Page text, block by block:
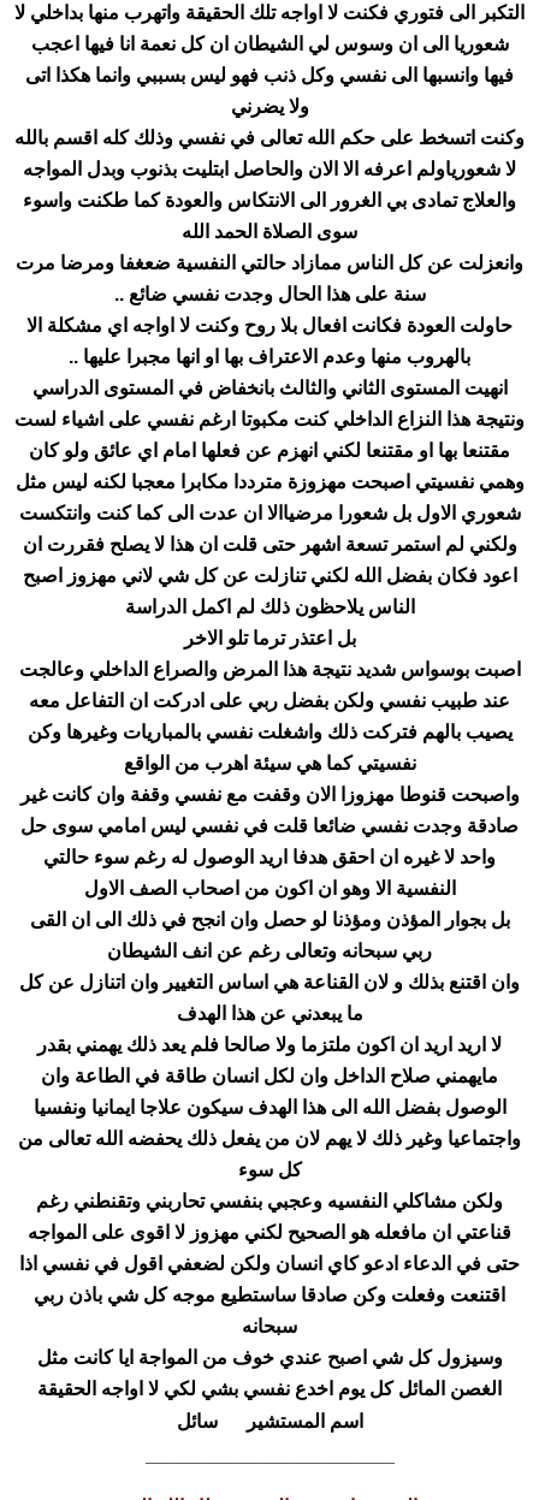
التكبر الى فتوري فكنت لا اواجه تلك الحقيقة واتهرب منها بداخلي لا
شعوريا الى ان وسوس لي الشيطان ان كل نعمة انا فيها اعجب
فيها وانسبها الى نفسي وكل ذنب فهو ليس بسببي وانما هكذا اتى
ولا يضرني
وكنت اتسخط على حكم الله تعالى في نفسي وذلك كله اقسم بالله
لا شعورياولم اعرفه الا الان والحاصل ابتليت بذنوب وبدل المواجه
والعلاج تمادى بي الغرور الى الانتكاس والعودة كما طكنت واسوء
سوى الصلاة الحمد الله
وانعزلت عن كل الناس ممازاد حالتي النفسية ضعغفا ومرضا مرت
سنة على هذا الحال وجدت نفسي ضائع ..
حاولت العودة فكانت افعال بلا روح وكنت لا اواجه اي مشكلة الا
بالهروب منها وعدم الاعتراف بها او انها مجبرا عليها ..
انهيت المستوى الثاني والثالث بانخفاض في المستوى الدراسي
ونتيجة هذا النزاع الداخلي كنت مكبوتا ارغم نفسي على اشياء لست
مقتنعا بها او مقتنعا لكني انهزم عن فعلها امام اي عائق ولو كان
وهمي نفسيتي اصبحت مهزوزة مترددا مكابرا معجبا لكنه ليس مثل
شعوري الاول بل شعورا مرضياالا ان عدت الى كما كنت وانتكست
ولكني لم استمر تسعة اشهر حتى قلت ان هذا لا يصلح فقررت ان
اعود فكان بفضل الله لكني تنازلت عن كل شي لاني مهزوز اصبح
الناس يلاحظون ذلك لم اكمل الدراسة
بل اعتذر ترما تلو الاخر
اصبت بوسواس شديد نتيجة هذا المرض والصراع الداخلي وعالجت
عند طبيب نفسي ولكن بفضل ربي على ادركت ان التفاعل معه
يصيب بالهم فتركت ذلك واشغلت نفسي بالمباريات وغيرها وكن
نفسيتي كما هي سيئة اهرب من الواقع
واصبحت قنوطا مهزوزا الان وقفت مع نفسي وقفة وان كانت غير
صادقة وجدت نفسي ضائعا قلت في نفسي ليس امامي سوى حل
واحد لا غيره ان احقق هدفا اريد الوصول له رغم سوء حالتي
النفسية الا وهو ان اكون من اصحاب الصف الاول
بل بجوار المؤذن ومؤذنا لو حصل وان انجح في ذلك الى ان القى
ربي سبحانه وتعالى رغم عن انف الشيطان
وان اقتنع بذلك و لان القناعة هي اساس التغيير وان اتنازل عن كل
ما يبعدني عن هذا الهدف
لا اريد اريد ان اكون ملتزما ولا صالحا فلم يعد ذلك يهمني بقدر
مايهمني صلاح الداخل وان لكل انسان طاقة في الطاعة وان
الوصول بفضل الله الى هذا الهدف سيكون علاجا ايمانيا ونفسيا
واجتماعيا وغير ذلك لا يهم لان من يفعل ذلك يحفضه الله تعالى من
كل سوء
ولكن مشاكلي النفسيه وعجبي بنفسي تحاربني وتقنطني رغم
قناعتي ان مافعله هو الصحيح لكني مهزوز لا اقوى على المواجه
حتى في الدعاء ادعو كاي انسان ولكن لضعفي اقول في نفسي اذا
اقتنعت وفعلت وكن صادقا ساستطيع موجه كل شي باذن ربي
سبحانه
وسيزول كل شي اصبح عندي خوف من المواجة ايا كانت مثل
الغصن المائل كل يوم اخدع نفسي بشي لكي لا اواجه الحقيقة
اسم المستشير سائل